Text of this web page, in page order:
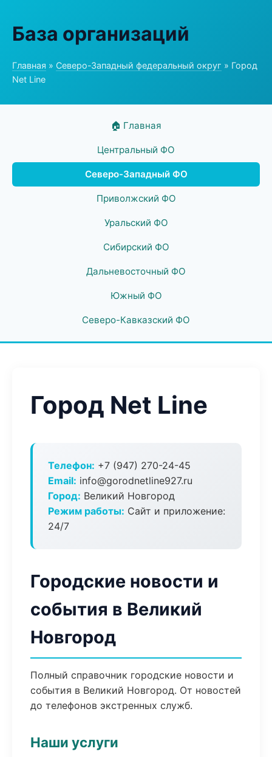
База организаций
Главная » Северо-Западный федеральный округ » Город
Net Line
🏠 Главная
Центральный ФО
Северо-Западный ФО
Приволжский ФО
Уральский ФО
Сибирский ФО
Дальневосточный ФО
Южный ФО
Северо-Кавказский ФО
Город Net Line
Телефон: +7 (947) 270-24-45
Email: info@gorodnetline927.ru
Город: Великий Новгород
Режим работы: Сайт и приложение:
24/7
Городские новости и
события в Великий
Новгород
Полный справочник городские новости и
события в Великий Новгород. От новостей
до телефонов экстренных служб.
Наши услуги